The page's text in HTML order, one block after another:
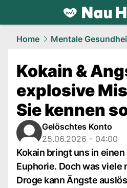
health.NAU.ch
Home Mentale
Kokain &
explosive
Sie kennen
Gelöschtes Konto
25.06.2026 - 04:00
Kokain bringt uns in
Euphorie. Doch was viele
Droge kann Ängste